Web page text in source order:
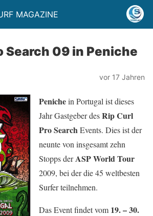
MAGAZINE
Search 09 in Peniche
vor 17 Jahren
Penichein Portugal ist dieses
Jahr Gastgeber desRip Curl
Pro SearchEvents. Dies ist der
neunte von insgesamt zehn
Stopps derASP World Tour
2009, bei der die 45 weltbesten
Surfer teilnehmen.
Das Event findet vom 19. – 30.